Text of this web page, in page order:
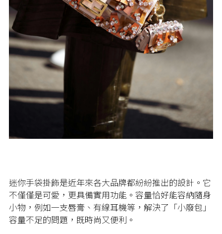
迷你手袋掛飾是近年來各大品牌都紛紛推出的設計。它
不僅僅是可愛，更具備實用功能。容量恰好能容納隨身
小物，例如一支唇膏、有線耳機等，解決了「小廢包」
容量不足的問題，既時尚又便利。